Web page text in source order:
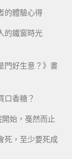
的體驗心得
的鐵窗時光
門好生意？》書
口香糖？
始，戞然而止
死，至少要死成